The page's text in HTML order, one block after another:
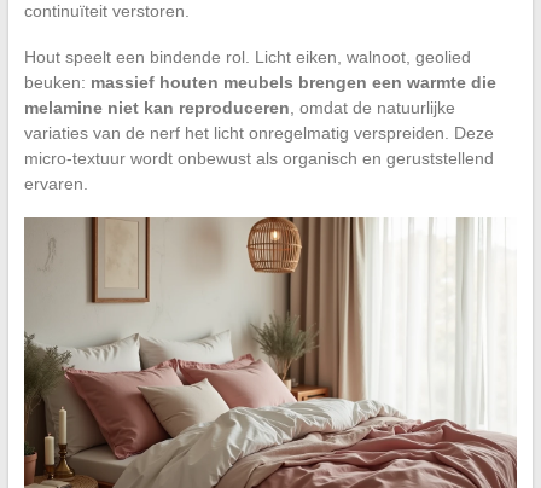
continuïteit verstoren.
Hout speelt een bindende rol. Licht eiken, walnoot, geolied
beuken: massief houten meubels brengen een warmte die
melamine niet kan reproduceren , omdat de natuurlijke
variaties van de nerf het licht onregelmatig verspreiden. Deze
micro-textuur wordt onbewust als organisch en geruststellend
ervaren.